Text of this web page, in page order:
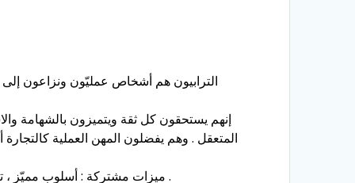
الترابيون هم أشخاص عمليّون ونزاعون إلى
إنهم يستحقون كل ثقة ويتميزون بالشهامة
المتعقل . وهم يفضلون المهن العملية
ميزات مشتركة : أسلوب مميّز ، تركيز ، واقعية ، صلابة ، تصويب نحو الهدف ، مجابهة ، نشاط ، توفير ، عناد ، صبر ، توازن ، ثبات ، هدوء في التفكير ، وضوح .